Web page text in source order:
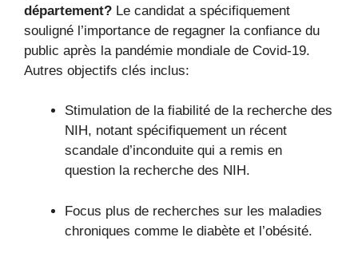
département? Le candidat a spécifiquement
souligné l’importance de regagner la confiance du
public après la pandémie mondiale de Covid-19.
Autres objectifs clés inclus:
Stimulation de la fiabilité de la recherche des
NIH, notant spécifiquement un récent
scandale d’inconduite qui a remis en
question la recherche des NIH.
Focus plus de recherches sur les maladies
chroniques comme le diabète et l’obésité.